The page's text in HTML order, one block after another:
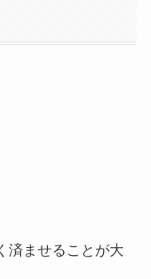
済ませることが大